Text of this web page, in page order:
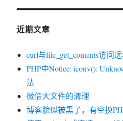
近期文章
curl与file_get_contents访问
PHP中Notice: iconv():
法
微信大文件的清理
博客貌似被黑了，有空换